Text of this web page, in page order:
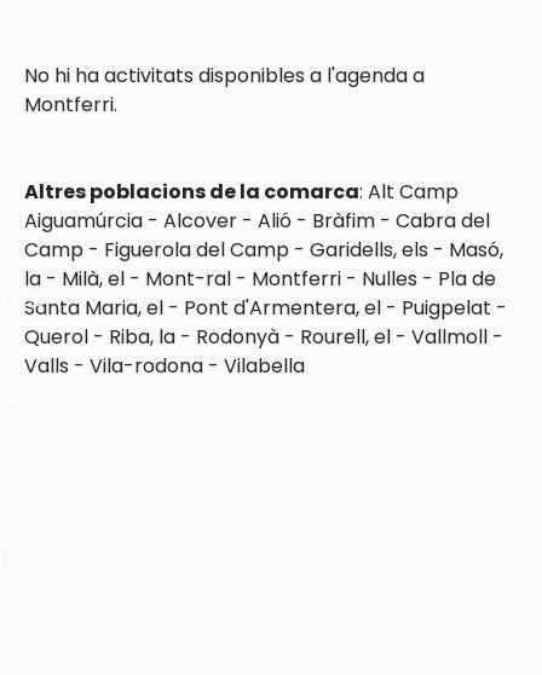
No hi ha activitats disponibles a l'agenda a
Montferri.
Altres poblacions de la comarca: Alt Camp
Aiguamúrcia - Alcover - Alió - Bràfim - Cabra del
Camp - Figuerola del Camp - Garidells, els - Masó,
la - Milà, el - Mont-ral - Montferri - Nulles - Pla de
Santa Maria, el - Pont d'Armentera, el - Puigpelat -
Querol - Riba, la - Rodonyà - Rourell, el - Vallmoll -
Valls - Vila-rodona - Vilabella